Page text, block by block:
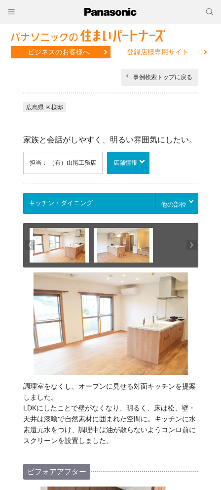
ビジネスのお客様へ 登録店様専用サイト
事例検索トップに戻る
広島県 Ｋ様邸
家族と会話がしやすく、明るい雰囲気にしたい。
担当： （有）山尾工務店 店舗情報
他の部位
調理室をなくし、オープンに見せる対面キッチンを提案
しました。
LDKにしたことで壁がなくなり、明るく、床は松、壁・
天井は漆喰で自然素材に囲まれた空間に。キッチンに水
素還元水をつけ、調理中は油が散らないようコンロ前に
スクリーンを設置しました。
ビフォアアフター